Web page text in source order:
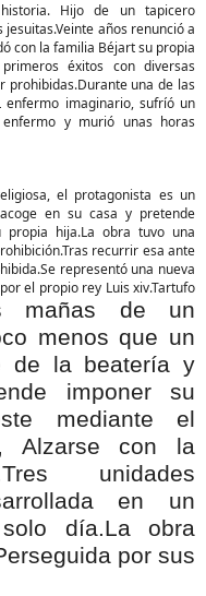
Hijo de un tapicero
años renunció a
con la familia Béjart su propia
éxitos con diversas
prohibidas.Durante una de las
enfermo imaginario, sufríó un
y murió unas horas
el protagonista es un
en su casa y pretende
hija.La obra tuvo una
recurrir esa ante
representó una nueva
el propio rey Luis xiv.Tartufo
mañas de un
menos que un
de la beatería y
imponer su
mediante el
Alzarse con la
unidades
en un
día.La obra
por sus